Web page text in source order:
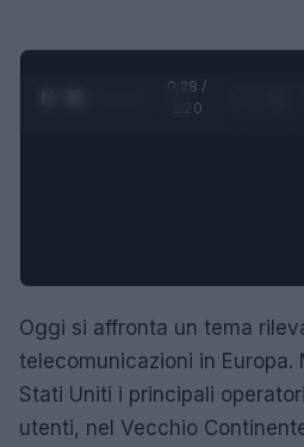
0:28 /
1:20
Oggi si affronta un tema
telecomunicazioni in Europa.
Stati Uniti i principali
utenti, nel Vecchio